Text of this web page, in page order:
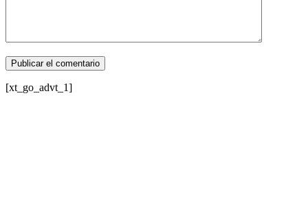
[xt_go_advt_1]